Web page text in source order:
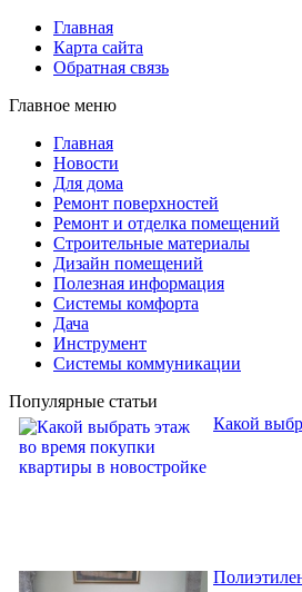
Главная
Карта сайта
Обратная связь
Главное меню
Главная
Новости
Для дома
Ремонт поверхностей
Ремонт и отделка помещений
Строительные материалы
Дизайн помещений
Полезная информация
Системы комфорта
Дача
Инструмент
Системы коммуникации
Популярные статьи
Какой